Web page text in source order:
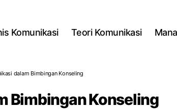
Komunikasi Teori Komunikasi
dalam Bimbingan Konseling
Bimbingan Konseling